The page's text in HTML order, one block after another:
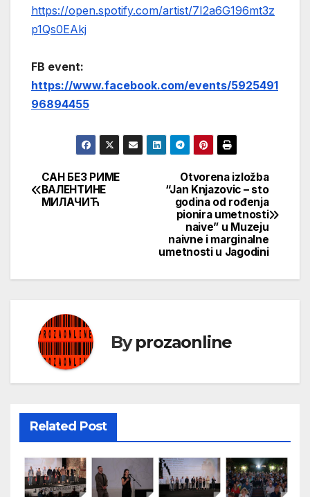
https://open.spotify.com/artist/7I2a6G196mt3z
p1Qs0EAkj
FB event:
https://www.facebook.com/events/5925491
96894455
Кретање
чланка
Otvorena izložba
“Jan Knjazovic – sto
godina od rođenja
pionira umetnosti
naive” u Muzeju
naivne i marginalne
umetnosti u Jagodini
САН БЕЗ РИМЕ
ВАЛЕНТИНЕ
МИЛАЧИЋ
Byprozaonline
Related Post